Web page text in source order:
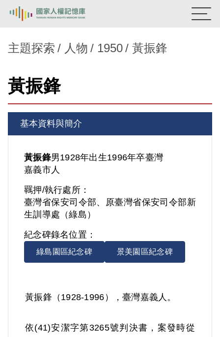
新生訓導處
主題探索
背景知識
關於我們
主題探索 人物 1950 黃振鋒
黃振鋒
基本資料與簡介
黃振鋒男1928年出生1996年卒臺灣
嘉義市人
羈押/執行處所：
臺灣省保安司令部、原臺灣省保安司令部新
生訓導處（綠島）
紀念碑錄名位置：
綠島園區紀念碑 景美園區紀念碑
黃振鋒（1928-1996），臺灣嘉義人。
依(41)安潔字第3265號判決書，案發時從